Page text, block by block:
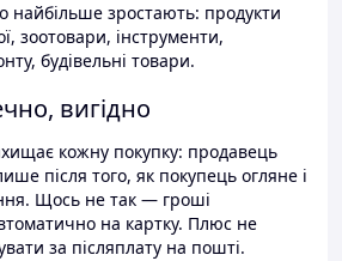
найбільше зростають: продукти
зоотовари, інструменти,
будівельні товари.
вигідно
кожну покупку: продавець
після того, як покупець огляне і
Щось не так — гроші
на картку. Плюс не
за післяплату на пошті.